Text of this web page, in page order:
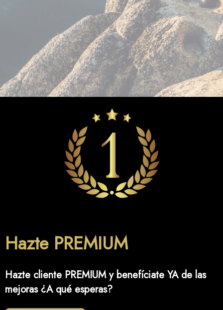
Hazte PREMIUM
Hazte cliente PREMIUM y benefíciate YA de las
mejoras ¿A qué esperas?